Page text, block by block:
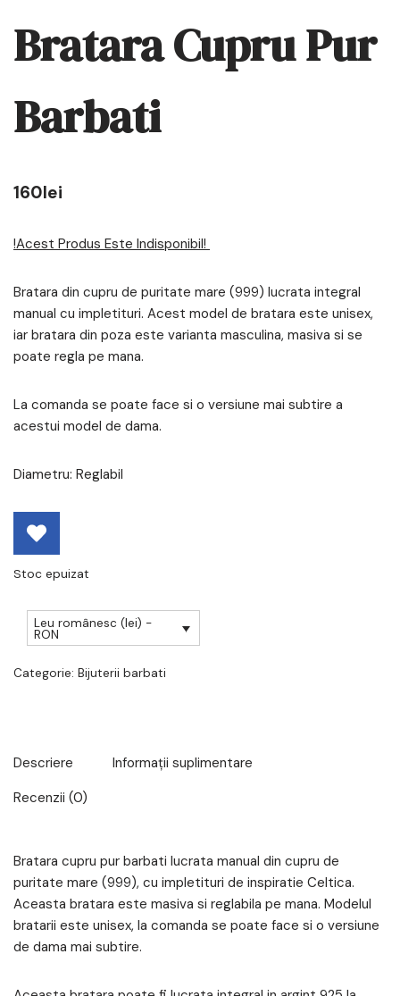
Bratara Cupru Pur
Barbati
160lei
!Acest Produs Este Indisponibil!
Bratara din cupru de puritate mare (999) lucrata integral
manual cu impletituri. Acest model de bratara este unisex,
iar bratara din poza este varianta masculina, masiva si se
poate regla pe mana.
La comanda se poate face si o versiune mai subtire a
acestui model de dama.
Diametru: Reglabil
Stoc epuizat
Leu românesc (lei) -
RON
Categorie: Bijuterii barbati
Descriere
Informații suplimentare
Recenzii (0)
Bratara cupru pur barbati lucrata manual din cupru de
puritate mare (999), cu impletituri de inspiratie Celtica.
Aceasta bratara este masiva si reglabila pe mana. Modelul
bratarii este unisex, la comanda se poate face si o versiune
de dama mai subtire.